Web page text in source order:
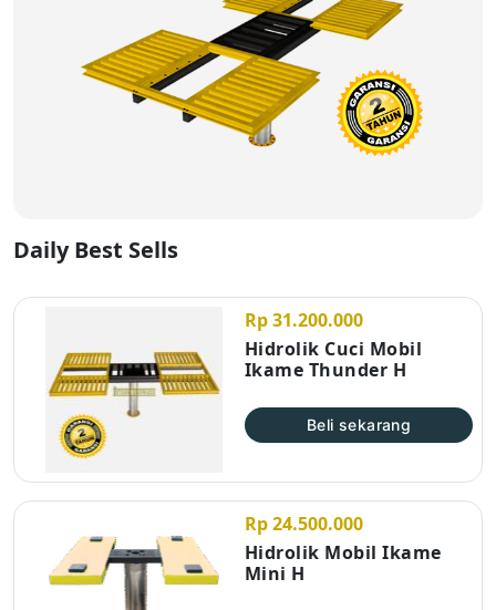
Daily Best Sells
Rp 31.200.000
Hidrolik Cuci Mobil
Ikame Thunder H
Beli sekarang
Rp 24.500.000
Hidrolik Mobil Ikame
Mini H